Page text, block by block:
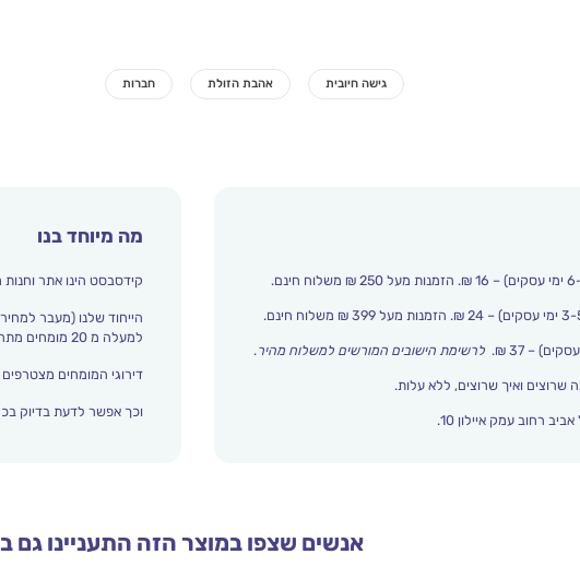
לרשימת הישובים המורשים למשלוח מהיר.
שרוצים ואיך שרוצים, ללא עלות.
רחוב עמק איילון 10.
מה מיוחד בנו
קידסבסט הינו אתר וחנות
הייחוד שלנו (מעבר
למעלה מ 20 מומחים מתחומי החינוך והתפתחות הילד מדרגים אצלנו כל הזמן את עולם הילדים.
דירוגי המומחים מצטרפים
וכך אפשר לדעת בדיוק
אנשים שצפו במוצר הזה התעניינו גם ב